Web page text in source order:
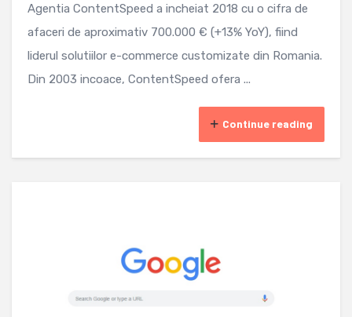
Agentia ContentSpeed a incheiat 2018 cu o cifra de
afaceri de aproximativ 700.000 € (+13% YoY), fiind
liderul solutiilor e-commerce customizate din Romania.
Din 2003 incoace, ContentSpeed ofera ...
Continue reading